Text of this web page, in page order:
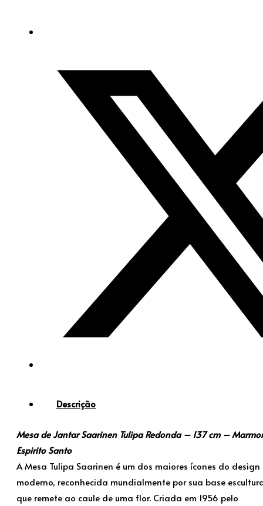
Descrição
Mesa de Jantar Saarinen Tulipa Redonda – 137 cm –
Espirito Santo
A Mesa Tulipa Saarinen é um dos maiores ícones do design
moderno, reconhecida mundialmente por sua base
que remete ao caule de uma flor. Criada em 1956 pelo